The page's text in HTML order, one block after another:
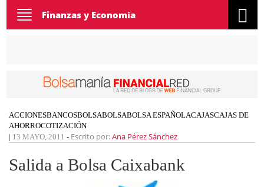
Toggle
navigation
Finanzas y Economía
ACCIONESBANCOSBOLSABOLSABOLSA ESPAÑOLACAJASCAJAS DE
AHORROCOTIZACIÓN
| 13 MAYO, 2011 - Escrito por:Ana Pérez Sánchez
Salida a Bolsa Caixabank